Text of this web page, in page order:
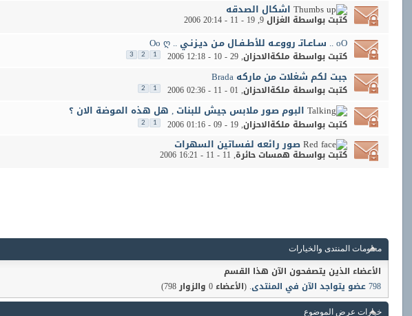
اشكال الصدقه
كتبت بواسطة الغزال 9 ‏, 19 - 11 - 2006 20:14
oO .. سـاعـاتـ رووعـه للأطـفـال مـن ديـزنـي .. Oo ღ
كتبت بواسطة ملكةالاحزان‏, 29 - 10 - 2006 12:18
1
2
3
جبت لكم شغلات من ماركه Brada
كتبت بواسطة ملكةالاحزان‏, 01 - 11 - 2006 02:36
1
2
البوم صور ملابس جيش للبنات , هل هذه الموضة الان ؟
كتبت بواسطة ملكةالاحزان‏, 19 - 09 - 2006 01:16
1
2
صور رائعه لفساتين السهرات
كتبت بواسطة همسات حائرة‏, 11 - 11 - 2006 16:21
معلومات المنتدى والخيارات
الأعضاء الذين يتصفحون الآن هذا القسم
798 عضو يتواجد الآن في المنتدى
. (الأعضاء 0 والزوار 798)
خيارات عرض الموضوع